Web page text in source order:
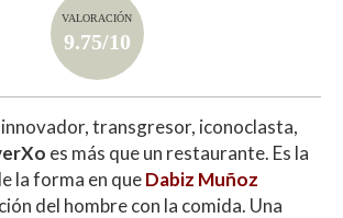
VALORACIÓN
9.75/10
transgresor, iconoclasta,
es más que un restaurante. Es la
la forma en queDabiz Muñoz
del hombre con la comida. Una